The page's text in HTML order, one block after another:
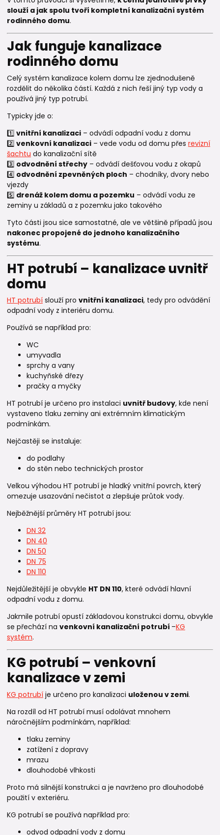
slouží a jak spolu tvoří kompletní kanalizační systém
rodinného domu.
Jak funguje kanalizace
rodinného domu
Celý systém kanalizace kolem domu lze zjednodušeně
rozdělit do několika částí. Každá z nich řeší jiný typ vody a
používá jiný typ potrubí.
Typicky jde o:
1️⃣ vnitřní kanalizaci – odvádí odpadní vodu z domu
2️⃣ venkovní kanalizaci – vede vodu od domu přes revizní
šachtu do kanalizační sítě
3️⃣ odvodnění střechy – odvádí dešťovou vodu z okapů
4️⃣ odvodnění zpevněných ploch – chodníky, dvory nebo
vjezdy
5️⃣ drenáž kolem domu a pozemku – odvádí vodu ze
zeminy u základů a z pozemku jako takového
Tyto části jsou sice samostatné, ale ve většině případů jsou
nakonec propojené do jednoho kanalizačního
systému.
HT potrubí – kanalizace uvnitř
domu
HT potrubí slouží pro vnitřní kanalizaci, tedy pro odvádění
odpadní vody z interiéru domu.
Používá se například pro:
WC
umyvadla
sprchy a vany
kuchyňské dřezy
pračky a myčky
HT potrubí je určeno pro instalaci uvnitř budovy, kde není
vystaveno tlaku zeminy ani extrémním klimatickým
podmínkám.
Nejčastěji se instaluje:
do podlahy
do stěn nebo technických prostor
Velkou výhodou HT potrubí je hladký vnitřní povrch, který
omezuje usazování nečistot a zlepšuje průtok vody.
Nejběžnější průměry HT potrubí jsou:
DN 32
DN 40
DN 50
DN 75
DN 110
Nejdůležitější je obvykle HT DN 110, které odvádí hlavní
odpadní vodu z domu.
Jakmile potrubí opustí základovou konstrukci domu, obvykle
se přechází na venkovní kanalizační potrubí –KG
systém.
KG potrubí – venkovní
kanalizace v zemi
KG potrubí je určeno pro kanalizaci uloženou v zemi.
Na rozdíl od HT potrubí musí odolávat mnohem
náročnějším podmínkám, například:
tlaku zeminy
zatížení z dopravy
mrazu
dlouhodobé vlhkosti
Proto má silnější konstrukci a je navrženo pro dlouhodobé
použití v exteriéru.
KG potrubí se používá například pro:
odvod odpadní vody z domu